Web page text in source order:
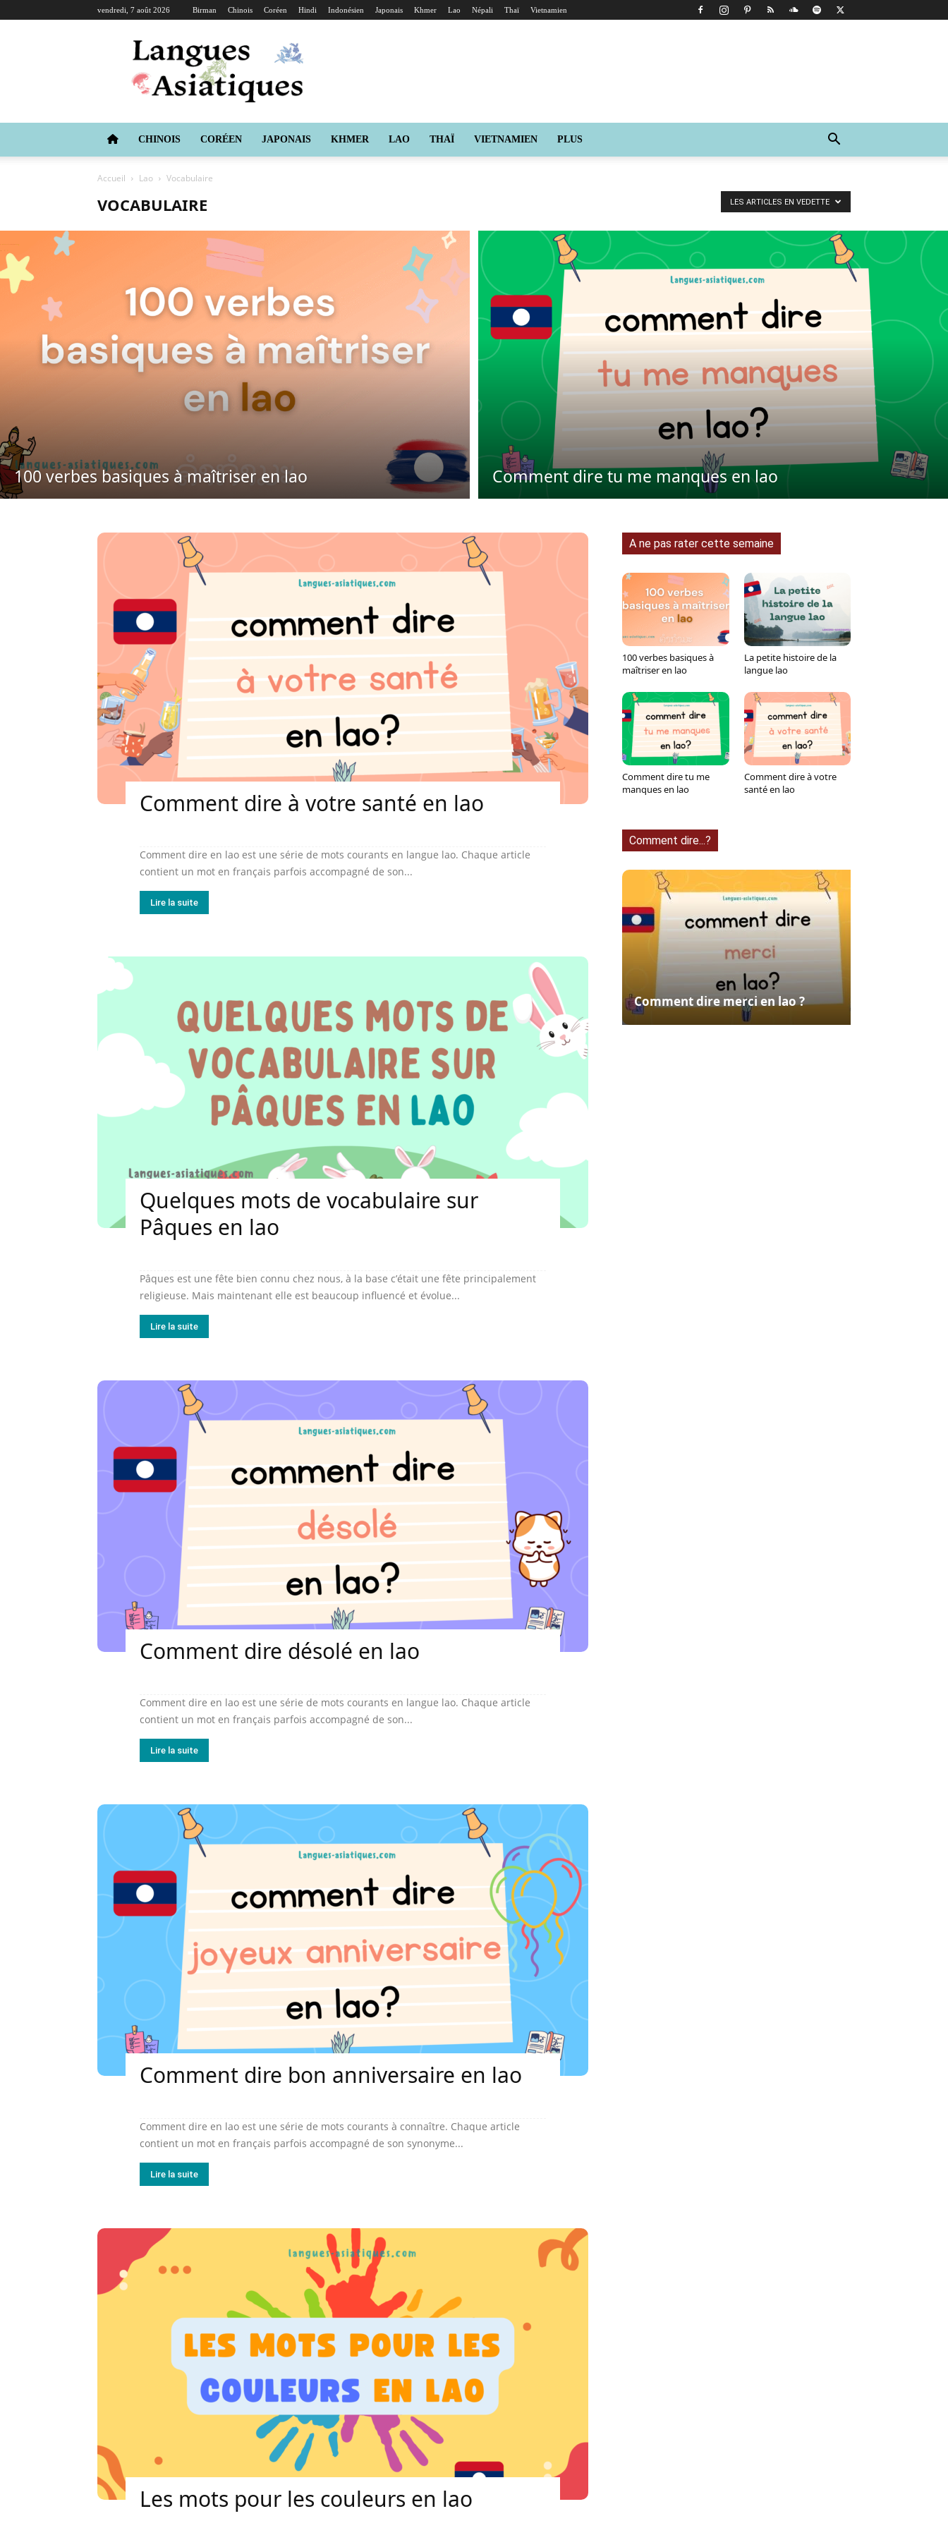
vendredi, 7 août 2026 Birman Chinois Coréen Hindi Indonésien Japonais Khmer Lao Népali Thaï Vietnamien
Langues
Asiatiques
CHINOIS CORÉEN JAPONAIS KHMER LAO THAÏ VIETNAMIEN PLUS
Accueil Lao Vocabulaire
VOCABULAIRE LES ARTICLES EN VEDETTE
100 verbes basiques à maîtriser en lao Comment dire tu me manques en lao
Comment dire à votre santé en lao
Comment dire en lao est une série de mots courants en langue lao. Chaque article
contient un mot en français parfois accompagné de son...
Lire la suite
Quelques mots de vocabulaire sur
Pâques en lao
Pâques est une fête bien connu chez nous, à la base c’était une fête principalement
religieuse. Mais maintenant elle est beaucoup influencé et évolue...
Lire la suite
Comment dire désolé en lao
Comment dire en lao est une série de mots courants en langue lao. Chaque article
contient un mot en français parfois accompagné de son...
Lire la suite
Comment dire bon anniversaire en lao
Comment dire en lao est une série de mots courants à connaître. Chaque article
contient un mot en français parfois accompagné de son synonyme...
Lire la suite
Les mots pour les couleurs en lao
A ne pas rater cette semaine
100 verbes basiques à
maîtriser en lao
La petite histoire de la
langue lao
Comment dire tu me
manques en lao
Comment dire à votre
santé en lao
Comment dire...?
Comment dire merci en lao ?